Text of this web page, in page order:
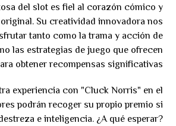
del slot es fiel al corazón cómico y
Su creatividad innovadora nos
tanto como la trama y acción de
las estrategias de juego que ofrecen
obtener recompensas significativas.
experiencia con "Cluck Norris" en el
podrán recoger su propio premio si
e inteligencia. ¿A qué esperar?